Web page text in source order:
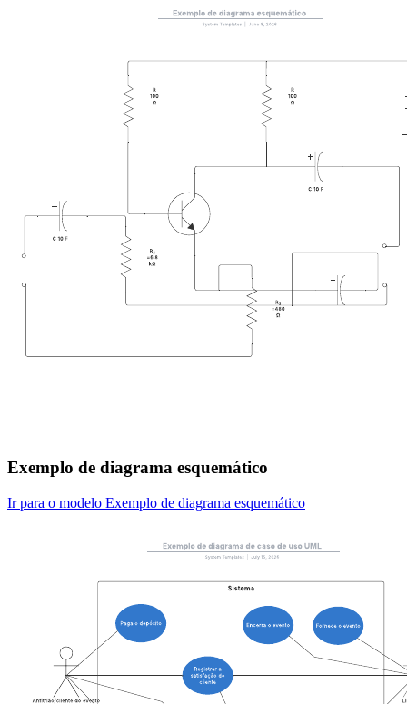
Exemplo de diagrama esquemático
Ir para o modelo Exemplo de diagrama esquemático